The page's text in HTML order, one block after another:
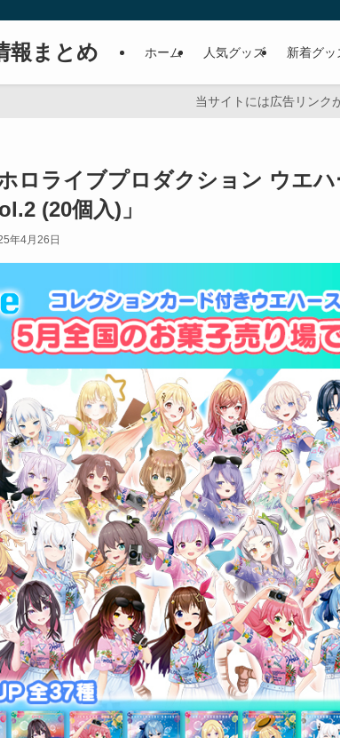
報まとめ ホーム 人気グッズ 新着グッ
当サイトには広告リンク
ホロライブプロダクション ウエ
(20個入)」
年4月26日